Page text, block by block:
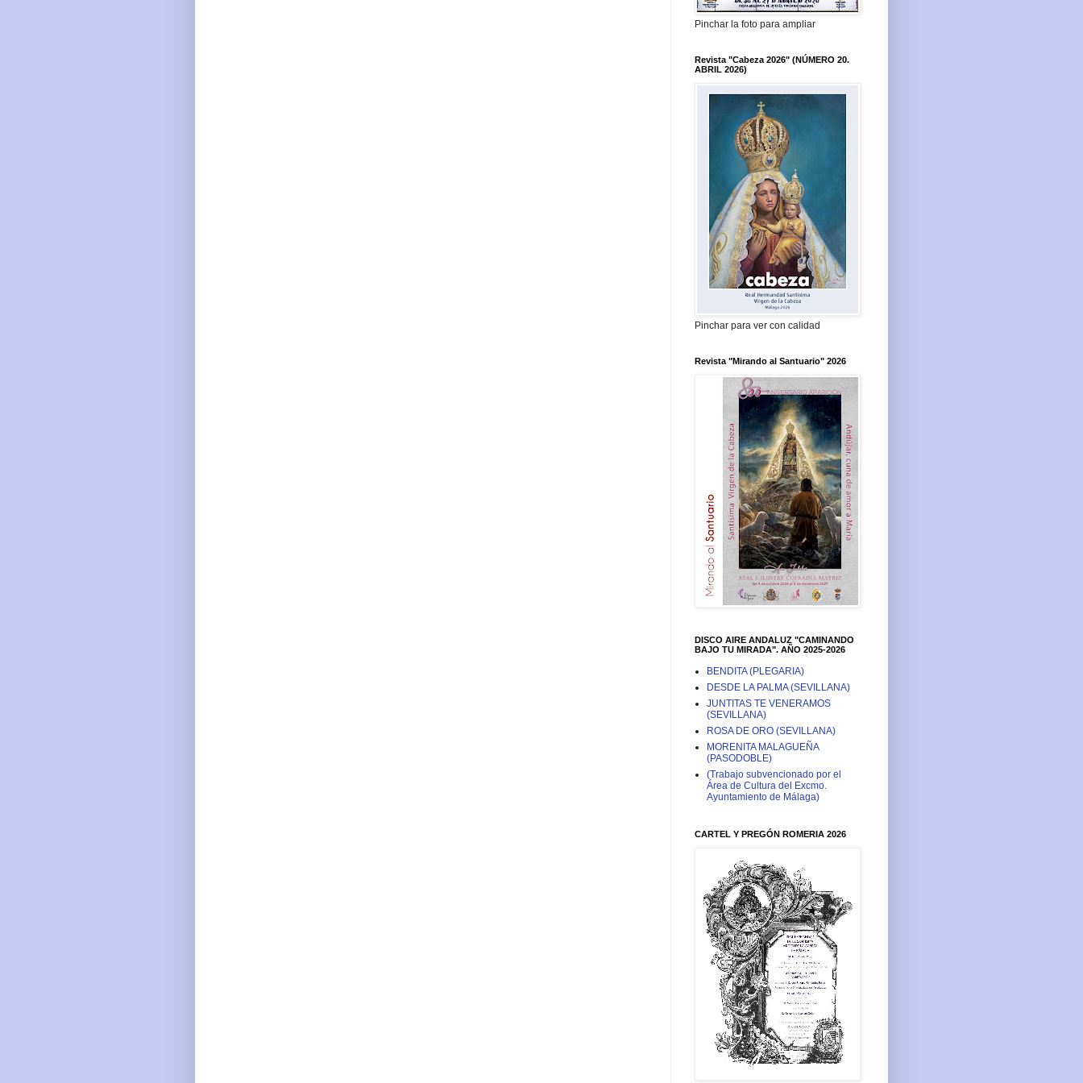
Pinchar la foto para ampliar
Revista "Cabeza 2026" (NÚMERO 20.
ABRIL 2026)
Pinchar para ver con calidad
Revista "Mirando al Santuario" 2026
DISCO AIRE ANDALUZ "CAMINANDO
BAJO TU MIRADA". AÑO 2025-2026
BENDITA (PLEGARIA)
DESDE LA PALMA (SEVILLANA)
JUNTITAS TE VENERAMOS
(SEVILLANA)
ROSA DE ORO (SEVILLANA)
MORENITA MALAGUEÑA
(PASODOBLE)
(Trabajo subvencionado por el
Área de Cultura del Excmo.
Ayuntamiento de Málaga)
CARTEL Y PREGÓN ROMERIA 2026